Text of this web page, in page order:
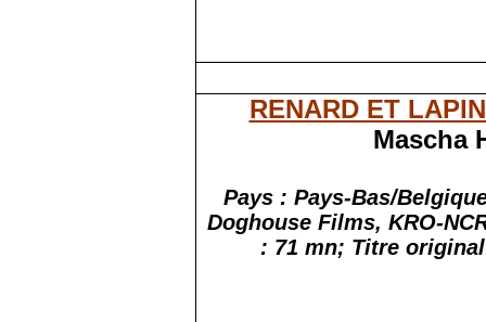
RENARD ET
Mascha
Pays : Pays-Bas/
Doghouse Films, KRO-
: 71 mn; Titre